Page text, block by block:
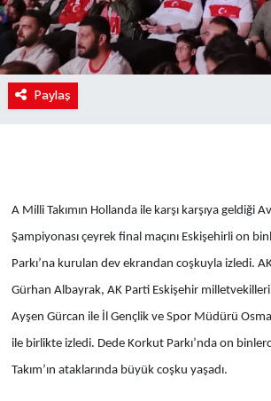
Paylaş
A Milli Takımın Hollanda ile karşı karşıya geldiği
Şampiyonası çeyrek final maçını Eskişehirli on
Parkı’na kurulan dev ekrandan coşkuyla izledi.
Gürhan Albayrak, AK Parti Eskişehir
Ayşen Gürcan ile İl Gençlik ve Spor Müdürü
ile birlikte izledi. Dede Korkut Parkı’nda on
Takım’ın ataklarında büyük coşku yaşadı.